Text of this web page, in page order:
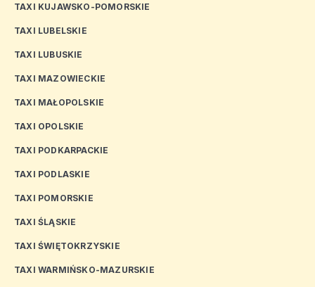
TAXI KUJAWSKO-POMORSKIE
TAXI LUBELSKIE
TAXI LUBUSKIE
TAXI MAZOWIECKIE
TAXI MAŁOPOLSKIE
TAXI OPOLSKIE
TAXI PODKARPACKIE
TAXI PODLASKIE
TAXI POMORSKIE
TAXI ŚLĄSKIE
TAXI ŚWIĘTOKRZYSKIE
TAXI WARMIŃSKO-MAZURSKIE